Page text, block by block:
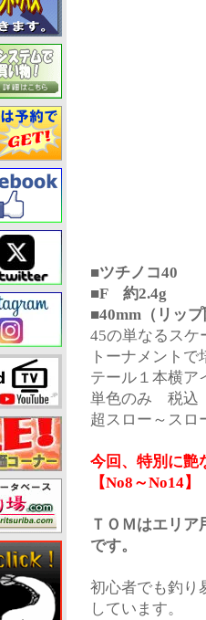
■ツチノコ40
■F 約2.4g
■40mm（リッ
45の単なるスケ
トーナメント
テール１本横ア
単色のみ 税込
超スロー～スロ
今回、特別に艶
【No8～No14】
ＴＯＭはエリ
です。
初心者でも釣り
しています。